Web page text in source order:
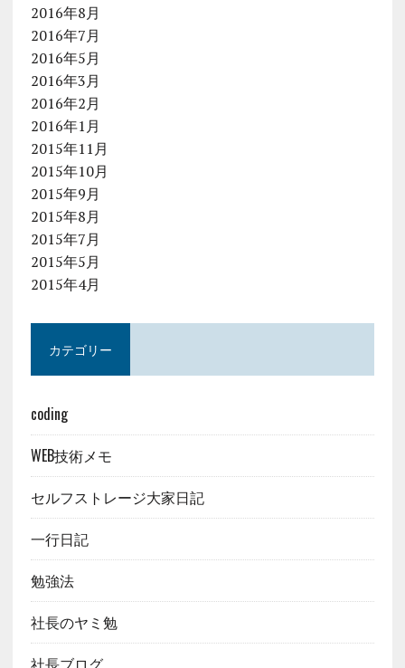
2016年8月
2016年7月
2016年5月
2016年3月
2016年2月
2016年1月
2015年11月
2015年10月
2015年9月
2015年8月
2015年7月
2015年5月
2015年4月
カテゴリー
coding
WEB技術メモ
セルフストレージ大家日記
一行日記
勉強法
社長のヤミ勉
社長ブログ